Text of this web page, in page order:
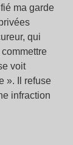
ma garde
qui
voit
». Il refuse
infraction